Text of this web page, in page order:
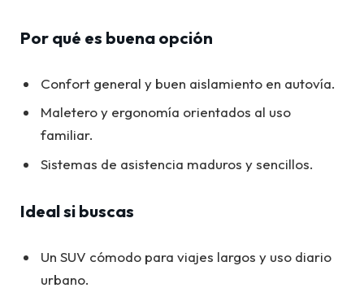
Por qué es buena opción
Confort general y buen aislamiento en autovía.
Maletero y ergonomía orientados al uso
familiar.
Sistemas de asistencia maduros y sencillos.
Ideal si buscas
Un SUV cómodo para viajes largos y uso diario
urbano.